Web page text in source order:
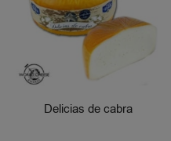
Delicias de cabra